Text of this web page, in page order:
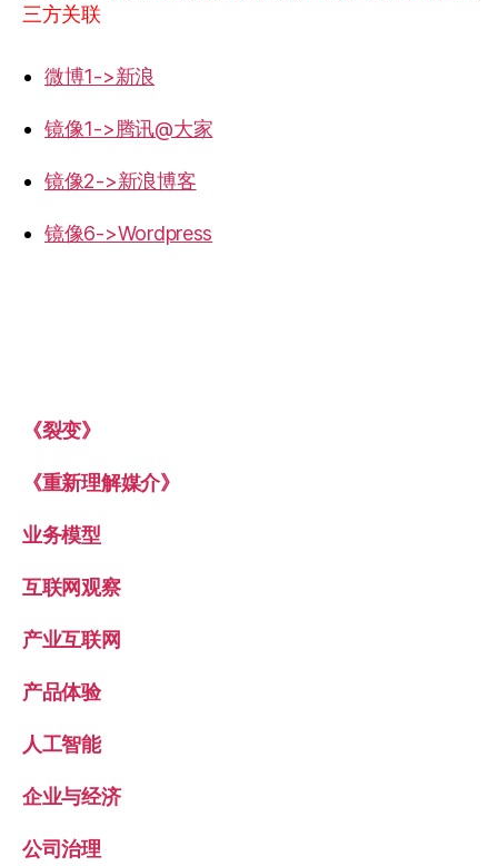
三方关联
微博1->新浪
镜像1->腾讯@大家
镜像2->新浪博客
镜像6->Wordpress
《裂变》
《重新理解媒介》
业务模型
互联网观察
产业互联网
产品体验
人工智能
企业与经济
公司治理